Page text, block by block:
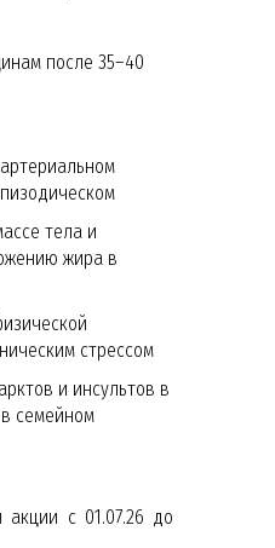
после 35–40
тела и
жира в
стрессом
и инсультов в
семейном
с 01.07.26 до